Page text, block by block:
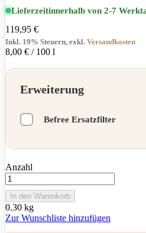
Lieferzeitinnerhalb von 2-7
119,95 €
Inkl. 19% Steuern, exkl. Versandkosten
8,00 € / 100 l
Erweiterung
Befree Ersatzfilter
Anzahl
In den Warenkorb
0.30 kg
Zur Wunschliste hinzufügen